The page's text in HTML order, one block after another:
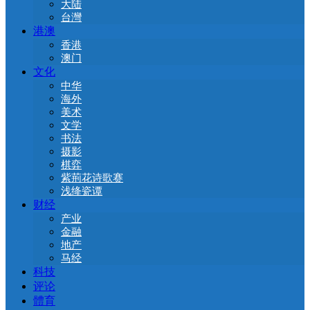
大陆
台灣
港澳
香港
澳门
文化
中华
海外
美术
文学
书法
摄影
棋弈
紫荊花诗歌赛
浅绛瓷谭
财经
产业
金融
地产
马经
科技
评论
體育